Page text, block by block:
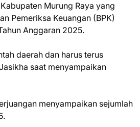
Murung Raya yang
Pemeriksa Keuangan (BPK)
Anggaran 2025.
daerah dan harus terus
saat menyampaikan
menyampaikan sejumlah